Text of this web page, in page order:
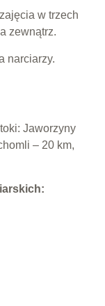
w trzech
zewnątrz.
narciarzy.
Jaworzyny
– 20 km,